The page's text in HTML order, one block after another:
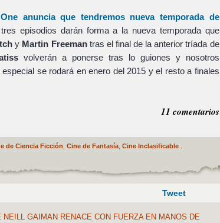
anuncia que tendremos nueva temporada de
episodios darán forma a la nueva temporada que
y Martin Freemantras el final de la anterior tríada de
volverán a ponerse tras lo guiones y nosotros
se rodará en enero del 2015 y el resto a finales
11 comentarios
de Ciencia Ficción Cine de Fantasía, Cine Inclasificable.
Tweet
GAIMAN RENACE CON FUERZA EN MANOS DE